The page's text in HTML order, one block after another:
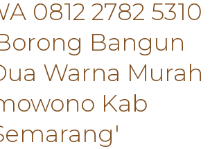
0812 2782 5310
Bangun
Warna Murah
Kab